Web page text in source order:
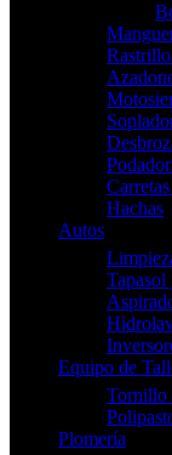
Hachas
Autos
Tapasol
Equipo de
Tornillo
Plomería